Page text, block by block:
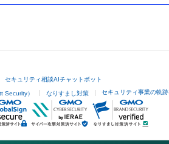
セキュリティ相談AIチャットボット
Security） なりすまし対策 セキュリティ事業の軌跡